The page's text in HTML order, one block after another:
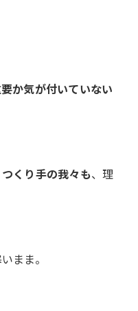
か気が付いていない
つくり手の我々も、理
まま。